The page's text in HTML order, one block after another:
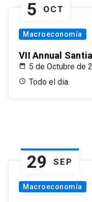
5 OCT
Macroeconomía
VII Annual
5 de Octubre de
Todo el dia.
29 SEP
Macroeconomía